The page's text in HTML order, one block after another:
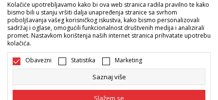
Bosna i Hercegovina Promijenite
Kolačiće upotrebljavamo kako bi ova web stranica radila pravilno te kako
bismo bili u stanju vršiti dalja unapređenja stranice sa svrhom
poboljšavanja vašeg korisničkog iskustva, kako bismo personalizovali
sadržaj i oglase, omogućili funkcionalnost društvenih medija i analizirali
promet. Nastavkom korištenja naših internet stranica prihvatate upotrebu
kolačića.
Obavezni Statistika Marketing
Saznaj više
Slažem se